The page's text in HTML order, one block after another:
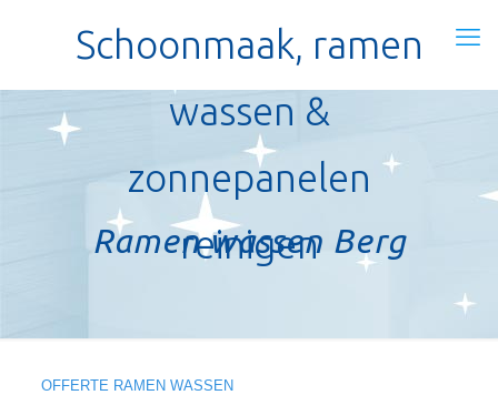
Schoonmaak, ramen
wassen &
zonnepanelen
reinigen
Ramen wassen Berg
OFFERTE RAMEN WASSEN